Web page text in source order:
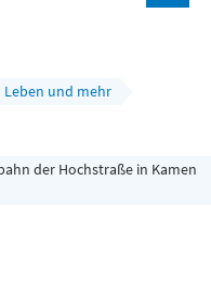
Leben und mehr
der Hochstraße in Kamen